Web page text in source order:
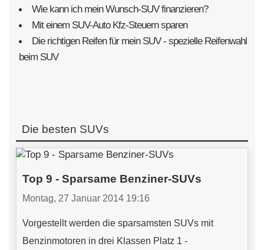
Wie kann ich mein Wunsch-SUV finanzieren?
Mit einem SUV-Auto Kfz-Steuern sparen
Die richtigen Reifen für mein SUV - spezielle Reifenwahl
beim SUV
Die besten SUVs
Top 9 - Sparsame Benziner-SUVs
Montag, 27 Januar 2014 19:16
Vorgestellt werden die sparsamsten SUVs mit
Benzinmotoren in drei Klassen Platz 1 -